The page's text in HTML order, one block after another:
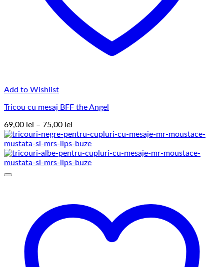
Add to Wishlist
Tricou cu mesaj BFF the Angel
69,00 lei – 75,00 lei
de
prețuri:
69,00 lei
până